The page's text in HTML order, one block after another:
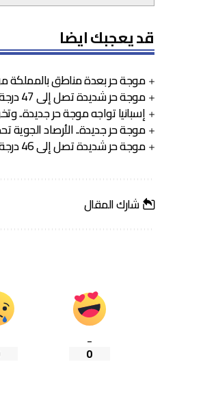
قد يعجبك ايضا
موجة حر بعدة مناطق بالمملكة
موجة حر شديدة تصل إلى 47 درجة بعدد من مناطق المملكة
إسبانيا تواجه موجة حر جديدة..
موجة حر جديدة.. الأرصاد
موجة حر شديدة تصل إلى 46 درجة تجتاح عدة مدن
شارك المقال
_
0